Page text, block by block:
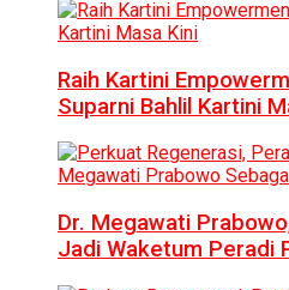
Raih Kartini
Suparni Bahlil Kartini
Dr. Megawati
Jadi Waketum Peradi